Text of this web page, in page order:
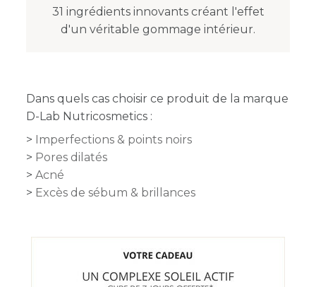
31 ingrédients innovants créant l'effet
d'un véritable gommage intérieur.
Dans quels cas choisir ce produit de la marque
D-Lab Nutricosmetics :
Imperfections & points noirs
Pores dilatés
Acné
Excès de sébum & brillances